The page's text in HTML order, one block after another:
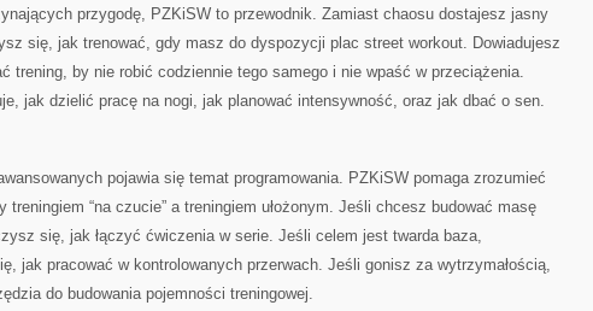
przygodę, PZKiSW to przewodnik. Zamiast chaosu dostajesz jasny
się, jak trenować, gdy masz do dyspozycji plac street workout. Dowiadujesz
trening, by nie robić codziennie tego samego i nie wpaść w przeciążenia.
jak dzielić pracę na nogi, jak planować intensywność, oraz jak dbać o sen.
pojawia się temat programowania. PZKiSW pomaga zrozumieć
treningiem “na czucie” a treningiem ułożonym. Jeśli chcesz budować masę
się, jak łączyć ćwiczenia w serie. Jeśli celem jest twarda baza,
jak pracować w kontrolowanych przerwach. Jeśli gonisz za wytrzymałością,
do budowania pojemności treningowej.